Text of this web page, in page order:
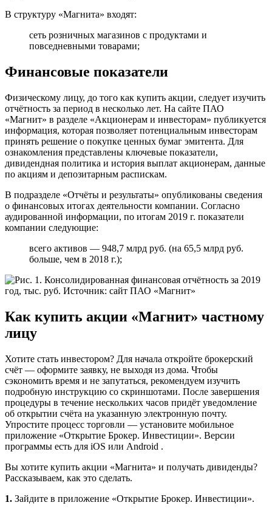
В структуру «Магнита» входят:
сеть розничных магазинов с продуктами и
повседневными товарами;
Финансовые показатели
Физическому лицу, до того как купить акции, следует изучить
отчётность за период в несколько лет. На сайте ПАО
«Магнит» в разделе «Акционерам и инвесторам» публикуется
информация, которая позволяет потенциальным инвесторам
принять решение о покупке ценных бумаг эмитента. Для
ознакомления представлены ключевые показатели,
дивидендная политика и история выплат акционерам, данные
по акциям и депозитарным распискам.
В подразделе «Отчёты и результаты» опубликованы сведения
о финансовых итогах деятельности компании. Согласно
аудированной информации, по итогам 2019 г. показатели
компании следующие:
всего активов — 948,7 млрд руб. (на 65,5 млрд руб.
больше, чем в 2018 г.);
Как купить акции «Магнит» частному
лицу
Хотите стать инвестором? Для начала откройте брокерский
счёт — оформите заявку, не выходя из дома. Чтобы
сэкономить время и не запутаться, рекомендуем изучить
подробную инструкцию со скриншотами. После завершения
процедуры в течение нескольких часов придёт уведомление
об открытии счёта на указанную электронную почту.
Упростите процесс торговли — установите мобильное
приложение «Открытие Брокер. Инвестиции». Версии
программы есть для iOS или Android .
Вы хотите купить акции «Магнита» и получать дивиденды?
Рассказываем, как это сделать.
1. Зайдите в приложение «Открытие Брокер. Инвестиции».